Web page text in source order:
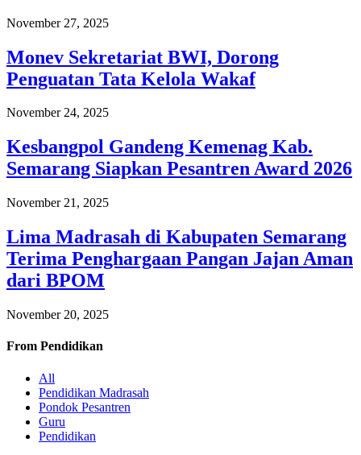
November 27, 2025
Monev Sekretariat BWI, Dorong
Penguatan Tata Kelola Wakaf
November 24, 2025
Kesbangpol Gandeng Kemenag Kab.
Semarang Siapkan Pesantren Award 2026
November 21, 2025
Lima Madrasah di Kabupaten Semarang
Terima Penghargaan Pangan Jajan Aman
dari BPOM
November 20, 2025
From Pendidikan
All
Pendidikan Madrasah
Pondok Pesantren
Guru
Pendidikan